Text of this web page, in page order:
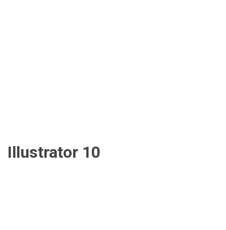
Illustrator 10